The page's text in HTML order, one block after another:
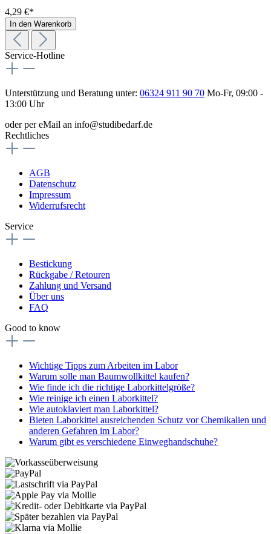
4,29 €*
In den Warenkorb
Service-Hotline
Unterstützung und Beratung unter: 06324 911 90 70 Mo-Fr, 09:00 -
13:00 Uhr
oder per eMail an info@studibedarf.de
Rechtliches
AGB
Datenschutz
Impressum
Widerrufsrecht
Service
Bestickung
Rückgabe / Retouren
Zahlung und Versand
Über uns
FAQ
Good to know
Wichtige Tipps zum Arbeiten im Labor
Warum solle man Baumwollkittel kaufen?
Wie finde ich die richtige Laborkittelgröße?
Wie reinige ich einen Laborkittel?
Wie autoklaviert man Laborkittel?
Bieten Laborkittel ausreichenden Schutz vor Chemikalien und
anderen Gefahren im Labor?
Warum gibt es verschiedene Einweghandschuhe?